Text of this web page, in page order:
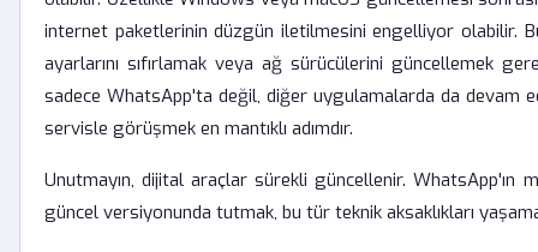
internet paketlerinin düzgün iletilmesini engelliyor olabilir.
ayarlarını sıfırlamak veya ağ sürücülerini güncellemek
sadece WhatsApp'ta değil, diğer uygulamalarda da devam
servisle görüşmek en mantıklı adımdır.
Unutmayın, dijital araçlar sürekli güncellenir. WhatsApp'ın
güncel versiyonunda tutmak, bu tür teknik aksaklıkları